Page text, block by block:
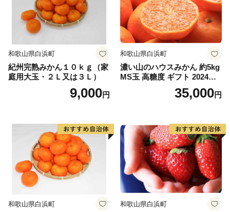
ては再送はできません。
・一部離島にはクール便でのお届けが出来ませんのでご
注意ください。
・ヤマト運輸様の転送料につきまして
お届け先を変更（転送）する場合、転送料金は、ご贈答
お間違いがないか十分にご確認の上ご注文ください。
り状記載のご依頼主様に返送させていただきます。
■ワンストップ特例申請書
入金確認後、注文内容確認画面の【注文者情報】に記載
の住所へ申込完了日から30日程度で発送いたします。
※確定申告をされる方は特例申請の必要はございませ
和歌山県白浜町
紀州完熟みかん１０ｋｇ（家
庭用大玉・２Ｌ又は３Ｌ）
9,000円
和歌山県白浜町
濃い山のハウスみかん 約5kg
MS玉 高糖度 ギフト 2024年7
35,000円
和歌山県白浜町 和歌山県白浜町